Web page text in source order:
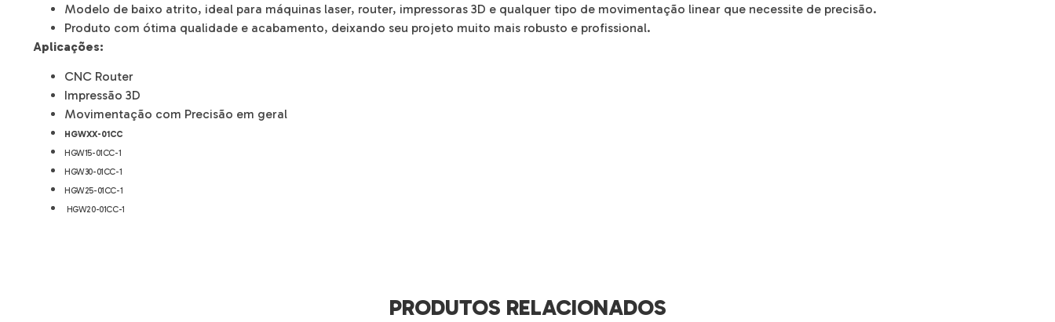
Modelo de baixo atrito, ideal para máquinas laser, router, impressoras 3D e qualquer tipo de movimentação linear que necessite de precisão.
Produto com ótima qualidade e acabamento, deixando seu projeto muito mais robusto e profissional.
Aplicações:
CNC Router
Impressão 3D
Movimentação com Precisão em geral
HGWXX-01CC
HGW15-01CC-1
HGW30-01CC-1
HGW25-01CC-1
HGW20-01CC-1
PRODUTOS RELACIONADOS